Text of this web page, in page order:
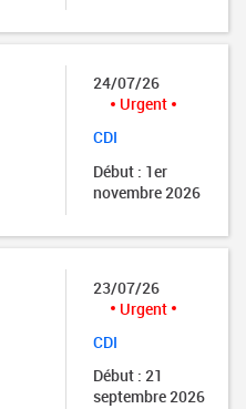
24/07/26
Urgent
CDI
Début : 1er
novembre 2026
23/07/26
Urgent
CDI
Début : 21
septembre 2026